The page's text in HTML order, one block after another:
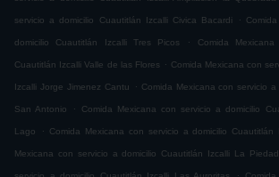
servicio a domicilio Cuautitlán Izcalli Civica Bacardi .
domicilio Cuautitlán Izcalli Tres Picos . Comida
Cuautitlán Izcalli Valle de las Flores . Comida Mexicana con
Izcalli Jorge Jimenez Cantu . Comida Mexicana con servicio a
San Antonio . Comida Mexicana con servicio a domicilio
Lago . Comida Mexicana con servicio a domicilio Cuautitlán
Mexicana con servicio a domicilio Cuautitlán Izcalli La Piedad
.